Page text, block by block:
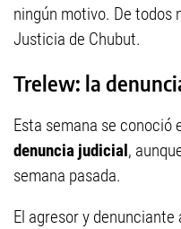
ningún motivo. De todos
Justicia de Chubut.
Trelew: la
Esta semana se conoció
denuncia judicial,
semana pasada.
El agresor y